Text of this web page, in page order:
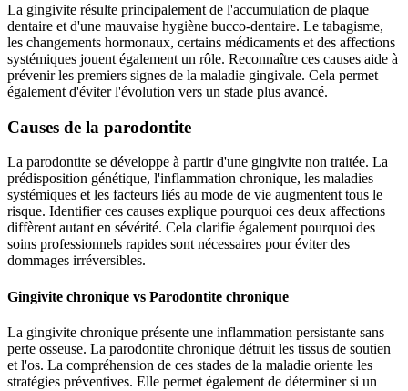
La gingivite résulte principalement de l'accumulation de plaque
dentaire et d'une mauvaise hygiène bucco-dentaire. Le tabagisme,
les changements hormonaux, certains médicaments et des affections
systémiques jouent également un rôle. Reconnaître ces causes aide à
prévenir les premiers signes de la maladie gingivale. Cela permet
également d'éviter l'évolution vers un stade plus avancé.
Causes de la parodontite
La parodontite se développe à partir d'une gingivite non traitée. La
prédisposition génétique, l'inflammation chronique, les maladies
systémiques et les facteurs liés au mode de vie augmentent tous le
risque. Identifier ces causes explique pourquoi ces deux affections
diffèrent autant en sévérité. Cela clarifie également pourquoi des
soins professionnels rapides sont nécessaires pour éviter des
dommages irréversibles.
Gingivite chronique vs Parodontite chronique
La gingivite chronique présente une inflammation persistante sans
perte osseuse. La parodontite chronique détruit les tissus de soutien
et l'os. La compréhension de ces stades de la maladie oriente les
stratégies préventives. Elle permet également de déterminer si un